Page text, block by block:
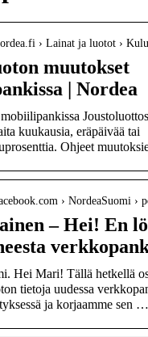
› Lainat ja luotot ›
muutokset
| Nordea
kuukausia, eräpäivää tai
Ohjeet
› NordeaSuomi ›
– Hei! En
Hei Mari! Tällä hetkellä
tietoja uudessa
ja korjaamme sen …